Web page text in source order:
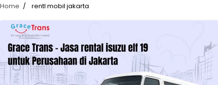
Home rentl mobil jakarta